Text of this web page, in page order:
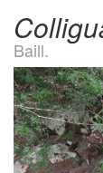
Baill.